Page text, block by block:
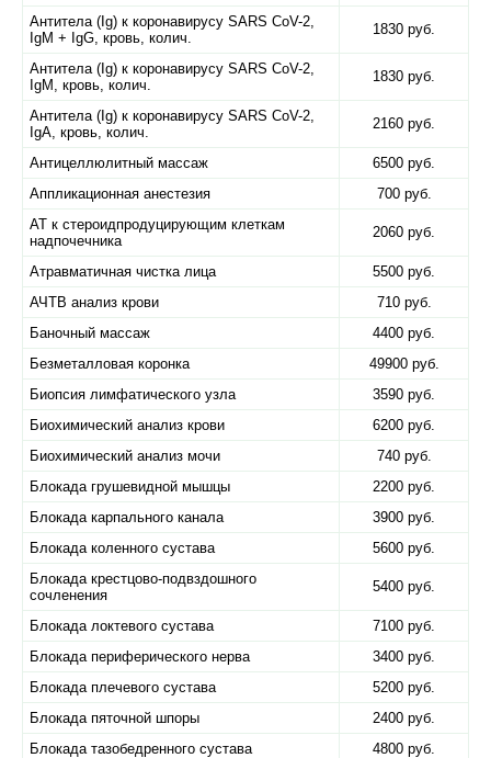
Антитела (Ig) к коронавирусу SARS CoV-2,
IgM + IgG, кровь, колич.
1830 руб.
Антитела (Ig) к коронавирусу SARS CoV-2,
IgM, кровь, колич.
1830 руб.
Антитела (Ig) к коронавирусу SARS CoV-2,
IgА, кровь, колич.
2160 руб.
Антицеллюлитный массаж
6500 руб.
Аппликационная анестезия
700 руб.
АТ к стероидпродуцирующим клеткам
надпочечника
2060 руб.
Атравматичная чистка лица
5500 руб.
АЧТВ анализ крови
710 руб.
Баночный массаж
4400 руб.
Безметалловая коронка
49900 руб.
Биопсия лимфатического узла
3590 руб.
Биохимический анализ крови
6200 руб.
Биохимический анализ мочи
740 руб.
Блокада грушевидной мышцы
2200 руб.
Блокада карпального канала
3900 руб.
Блокада коленного сустава
5600 руб.
Блокада крестцово-подвздошного
сочленения
5400 руб.
Блокада локтевого сустава
7100 руб.
Блокада периферического нерва
3400 руб.
Блокада плечевого сустава
5200 руб.
Блокада пяточной шпоры
2400 руб.
Блокада тазобедренного сустава
4800 руб.